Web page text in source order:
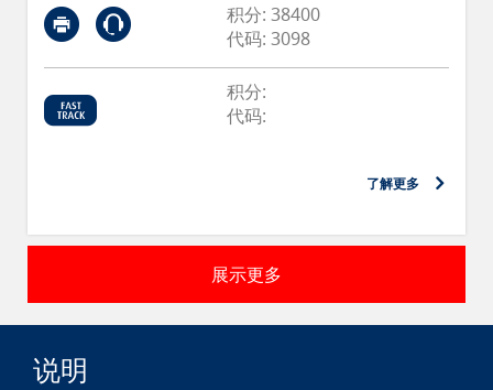
积分: 38400
代码: 3098
积分:
代码:
了解更多
展示更多
说明